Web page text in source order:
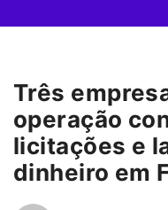
Três
operação
licitações e
dinheiro em